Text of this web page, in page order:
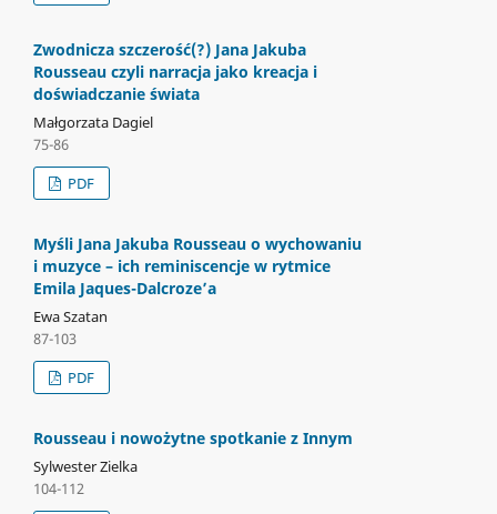
Zwodnicza szczerość(?) Jana Jakuba
Rousseau czyli narracja jako kreacja i
doświadczanie świata
Małgorzata Dagiel
75-86
PDF
Myśli Jana Jakuba Rousseau o wychowaniu
i muzyce – ich reminiscencje w rytmice
Emila Jaques-Dalcroze’a
Ewa Szatan
87-103
PDF
Rousseau i nowożytne spotkanie z Innym
Sylwester Zielka
104-112